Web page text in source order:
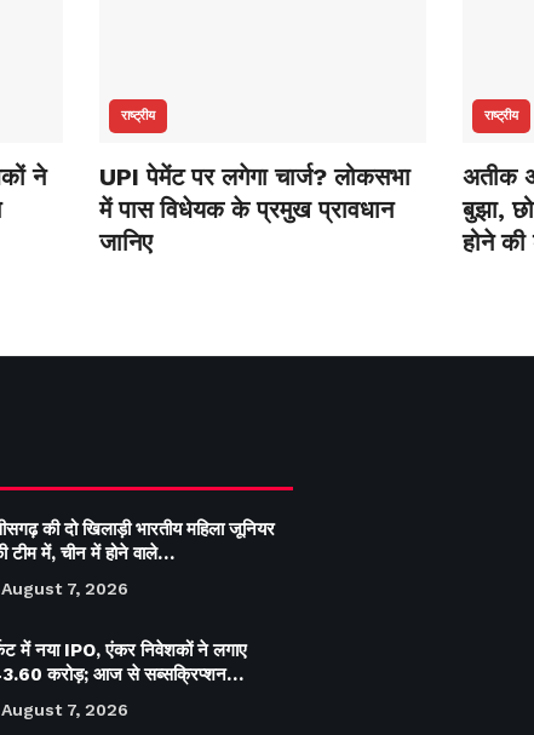
ने
राष्ट्रीय
UPI पेमेंट पर लगेगा चार्ज? लोकसभा
में पास विधेयक के प्रमुख प्रावधान
जानिए
राष्ट्रीय
अतीक
बुझा,
होने
की दो खिलाड़ी भारतीय महिला जूनियर
टीम में, चीन में होने वाले…
August 7, 2026
में नया IPO, एंकर निवेशकों ने लगाए
करोड़; आज से सब्सक्रिप्शन…
August 7, 2026